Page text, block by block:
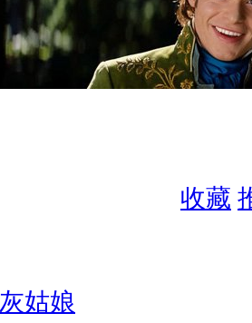
收藏
灰姑娘